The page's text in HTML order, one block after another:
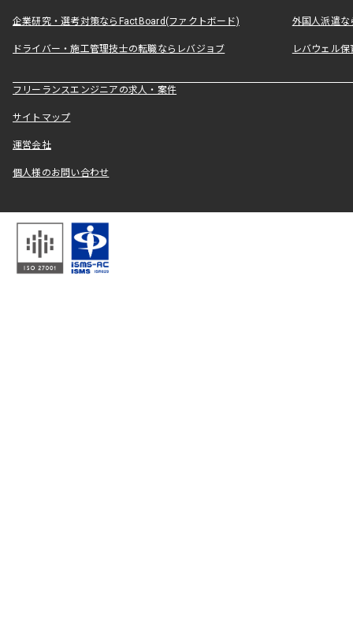
企業研究・選考対策ならFactBoard(ファクトボード) 外国人派遣な
ドライバー・施工管理技士の転職ならレバジョブ レバウェル
フリーランスエンジニアの求人・案件
サイトマップ
運営会社
個人様のお問い合わせ